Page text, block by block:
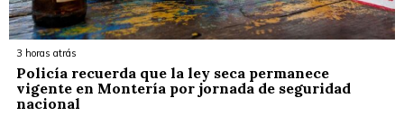
3 horas atrás
Policía recuerda que la ley seca permanece
vigente en Montería por jornada de seguridad
nacional